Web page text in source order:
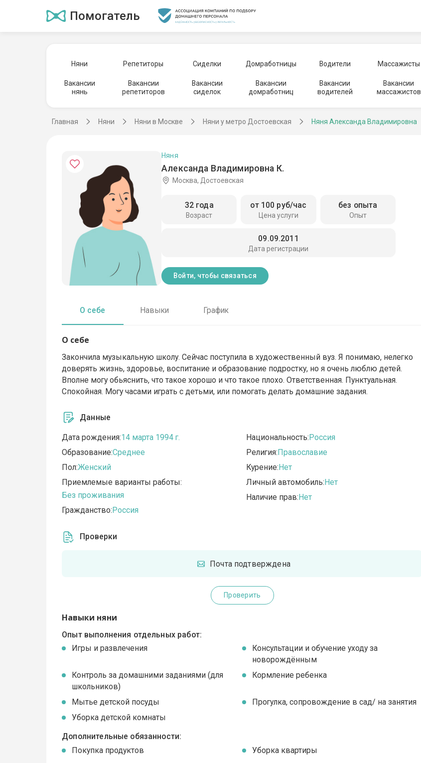
Помогатель
Няни Репетиторы Сиделки Домработницы Водители Массажисты
Вакансии
нянь
Вакансии
репетиторов
Вакансии
сиделок
Вакансии
домработниц
Вакансии
водителей
Вакансии
массажистов
Главная Няни Няни в Москве Няни у метро Достоевская Няня Александа Владимировна
Александа Владимировна К.
Няня
Москва, Достоевская
Возраст
32 года
Цена услуги
от 100 руб/час
Опыт
без опыта
Дата регистрации
09.09.2011
Войти, чтобы связаться
О себе Навыки График
О себе
Закончила музыкальную школу. Сейчас поступила в художественный вуз. Я понимаю, нелегко
доверять жизнь, здоровье, воспитание и образование подростку, но я очень люблю детей.
Вполне могу обьяснить, что такое хорошо и что такое плохо. Ответственная. Пунктуальная.
Спокойная. Могу часами играть с детьми, или помогать делать домашние задания.
Данные
Дата рождения:14 марта 1994 г.
Образование:Среднее
Пол:Женский
Приемлемые варианты работы:
Без проживания
Гражданство:Россия
Национальность:Россия
Религия:Православие
Курение:Нет
Личный автомобиль:Нет
Наличие прав:Нет
Проверки
Почта подтверждена
Проверить
Навыки няни
Опыт выполнения отдельных работ:
Игры и развлечения
Консультации и обучение уходу за
новорождённым
Контроль за домашними заданиями (для
школьников)
Кормление ребенка
Мытье детской посуды
Прогулка, сопровождение в сад/ на занятия
Уборка детской комнаты
Дополнительные обязанности:
Покупка продуктов
Уборка квартиры